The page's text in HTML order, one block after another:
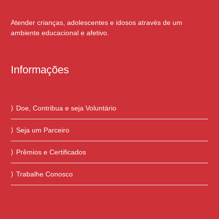
Atender crianças, adolescentes e idosos através de um
ambiente educacional e afetivo.
Informações
Doe, Contribua e seja Voluntário
Seja um Parceiro
Prêmios e Certificados
Trabalhe Conosco